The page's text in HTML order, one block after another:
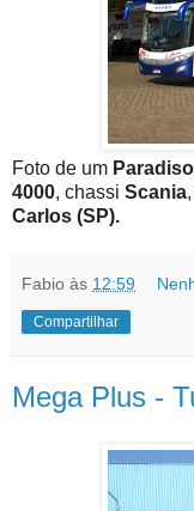
Foto de um
4000, chassi Scania
Carlos (SP).
Fabio às 12:59
Compartilhar
Mega Plus -